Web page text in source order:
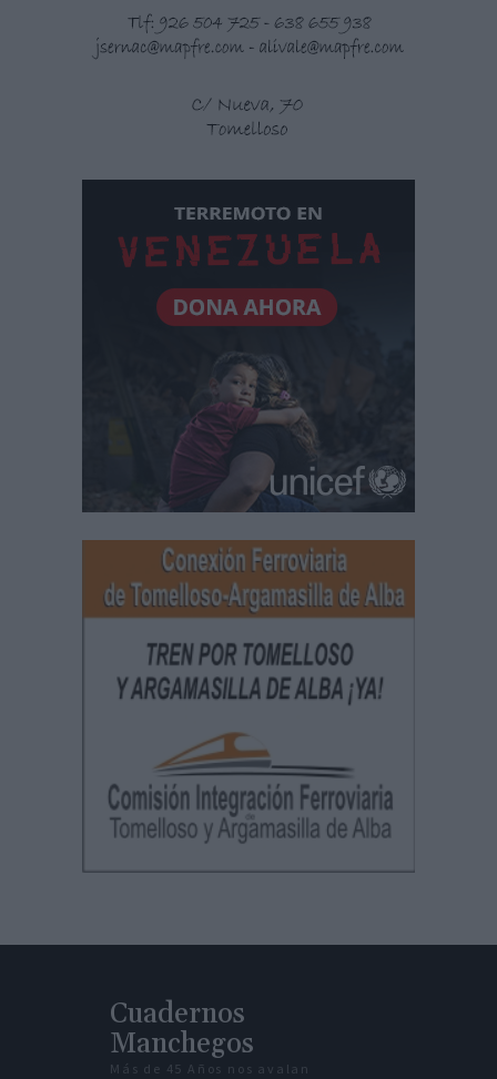
Cuadernos
Manchegos
Más de 45 Años nos avalan